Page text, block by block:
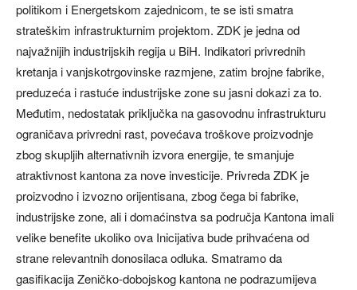
politikom i Energetskom zajednicom, te se isti smatra
strateškim infrastrukturnim projektom. ZDK je jedna od
najvažnijih industrijskih regija u BiH. Indikatori privrednih
kretanja i vanjskotrgovinske razmjene, zatim brojne fabrike,
preduzeća i rastuće industrijske zone su jasni dokazi za to.
Međutim, nedostatak priključka na gasovodnu infrastrukturu
ograničava privredni rast, povećava troškove proizvodnje
zbog skupljih alternativnih izvora energije, te smanjuje
atraktivnost kantona za nove investicije. Privreda ZDK je
proizvodno i izvozno orijentisana, zbog čega bi fabrike,
industrijske zone, ali i domaćinstva sa područja Kantona imali
velike benefite ukoliko ova Inicijativa bude prihvaćena od
strane relevantnih donosilaca odluka. Smatramo da
gasifikacija Zeničko-dobojskog kantona ne podrazumijeva